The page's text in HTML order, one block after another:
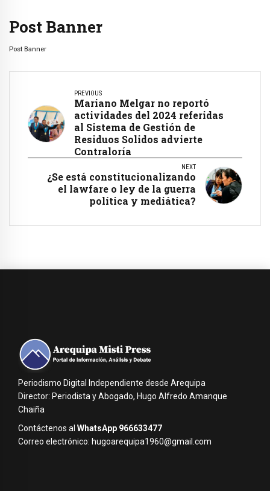
Post Banner
Post Banner
PREVIOUS
Mariano Melgar no reportó
actividades del 2024 referidas
al Sistema de Gestión de
Residuos Solidos advierte
Contraloría
NEXT
¿Se está constitucionalizando
el lawfare o ley de la guerra
política y mediática?
Periodismo Digital Independiente desde Arequipa
Director: Periodista y Abogado, Hugo Alfredo Amanque
Chaiña
Contáctenos al WhatsApp 966633477
Correo electrónico: hugoarequipa1960@gmail.com